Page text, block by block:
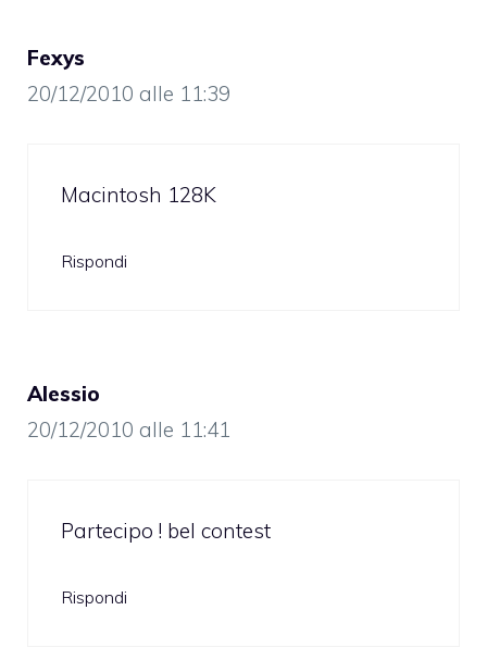
Fexys
20/12/2010 alle 11:39
Macintosh 128K
Rispondi
Alessio
20/12/2010 alle 11:41
Partecipo ! bel contest
Rispondi